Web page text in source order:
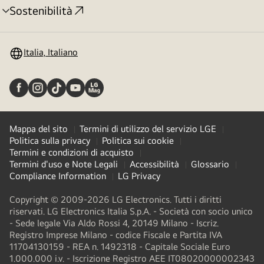
Sostenibilità
Attivazione
Italia, Italiano
Mappa del sito
Termini di utilizzo del servizio LGE
Politica sulla privacy
Politica sui cookie
Termini e condizioni di acquisto
Termini d'uso e Note Legali
Accessibilità
Glossario
Compliance Information
LG Privacy
Copyright © 2009-2026 LG Electronics. Tutti i diritti
riservati. LG Electronics Italia S.p.A. - Società con socio unico
- Sede legale Via Aldo Rossi 4, 20149 Milano - Iscriz.
Registro Imprese Milano - codice Fiscale e Partita IVA
11704130159 - REA n. 1492318 - Capitale Sociale Euro
1.000.000 i.v. - Iscrizione Registro AEE IT08020000002343​